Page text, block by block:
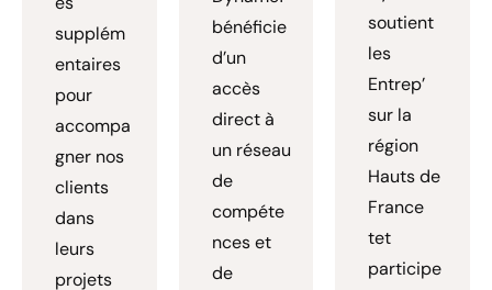
supplém
entaires
pour
accompa
gner nos
clients
dans
leurs
projets
bénéficie
d’un
accès
direct à
un réseau
de
compéte
nces et
de
soutient
les
Entrep’
sur la
région
Hauts de
France
tet
participe